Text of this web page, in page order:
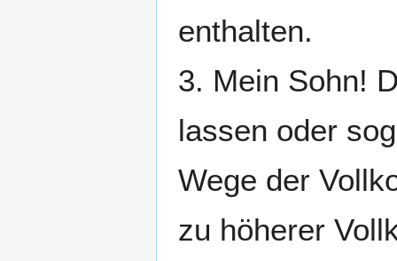
enthalten.
3. Mein Sohn!
lassen oder
Wege der
zu höherer